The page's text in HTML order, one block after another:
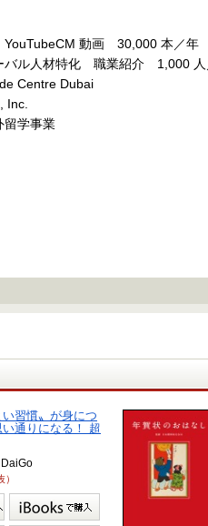
動画 30,000 本／年
ル人材特化 職業紹介 1,000 人
Centre Dubai
Inc.
留学事業
習慣〟が身につ
通りになる！ 超